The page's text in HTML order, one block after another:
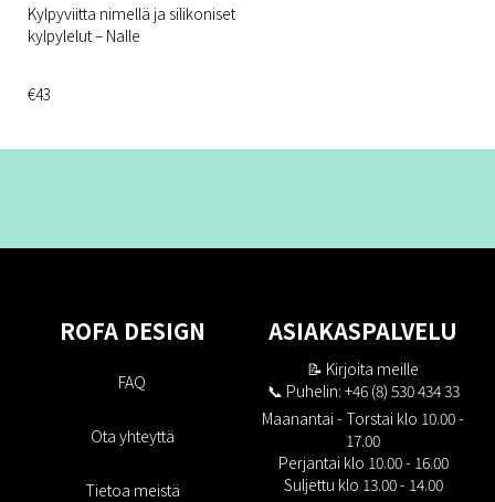
Kylpyviitta nimellä ja silikoniset
kylpylelut – Nalle
€43
ROFA DESIGN
FAQ
Ota yhteyttä
Tietoa meistä
ASIAKASPALVELU
📝 Kirjoita meille
📞 Puhelin: +46 (8) 530 434 33
Maanantai - Torstai klo 10.00 -
17.00
Perjantai klo 10.00 - 16.00
Suljettu klo 13.00 - 14.00